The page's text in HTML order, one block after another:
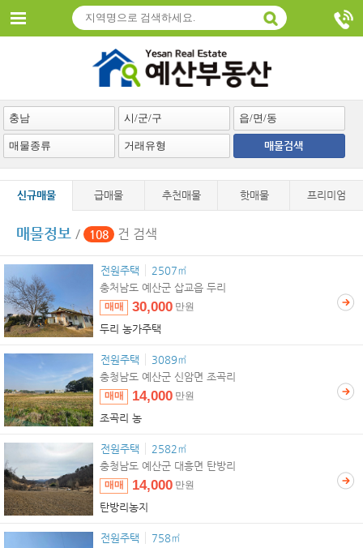
매물검색
신규매물 급매물 추천매물 핫매물 프리미엄
매물정보 / 108 건 검색
전원주택 2507㎡
두리 농가주택
매매 30,000 만원
충처남도 예산군 삽교읍 두리
전원주택 3089㎡
조곡리 농
매매 14,000 만원
충청남도 예산군 신암면 조곡리
전원주택 2582㎡
탄방리농지
매매 14,000 만원
충청남도 예산군 대흥면 탄방리
전원주택 758㎡